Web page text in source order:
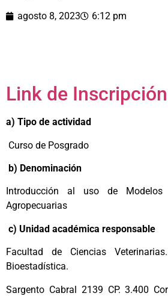
agosto 8, 2023 6:12 pm
Link de Inscripción
a) Tipo de actividad
Curso de Posgrado
b) Denominación
Introducción al uso de
Agropecuarias
c) Unidad académica responsable
Facultad de Ciencias
Bioestadística.
Sargento Cabral 2139 CP. 3.400